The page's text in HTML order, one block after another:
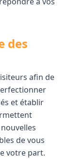
des
afin de
et établir
de vous
votre part.